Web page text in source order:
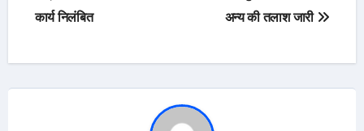
कार्य निलंबित
अन्य की तलाश जारी